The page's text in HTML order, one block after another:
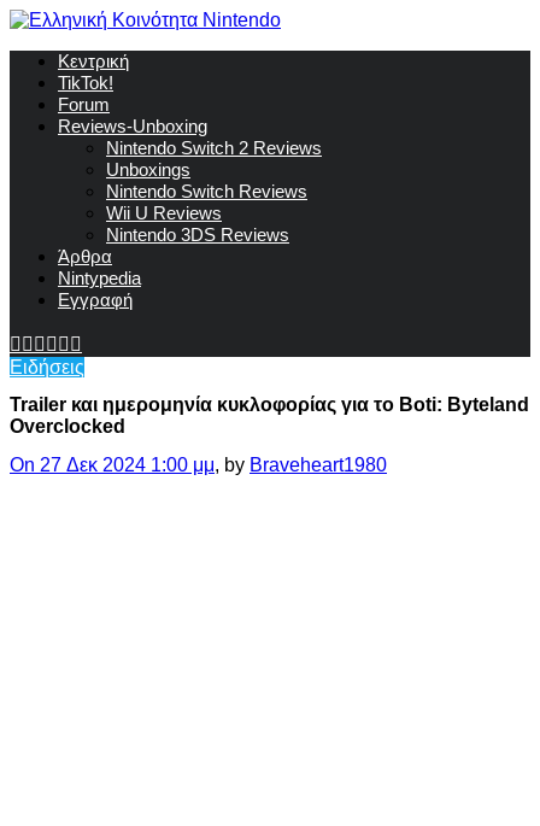
Κεντρική
TikTok!
Forum
Reviews-Unboxing
Nintendo Switch 2 Reviews
Unboxings
Nintendo Switch Reviews
Wii U Reviews
Nintendo 3DS Reviews
Άρθρα
Nintypedia
Εγγραφή
Ειδήσεις
Trailer και ημερομηνία κυκλοφορίας για το Boti: Byteland
Overclocked
On 27 Δεκ 2024 1:00 μμ, by Braveheart1980